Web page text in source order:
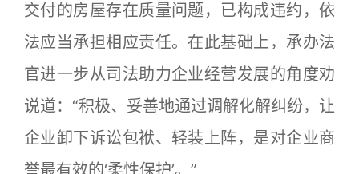
交付的房屋存在质量问题，已构成违约，依
法应当承担相应责任。在此基础上，承办法
官进一步从司法助力企业经营发展的角度劝
说道：“积极、妥善地通过调解化解纠纷，让
企业卸下诉讼包袱、轻装上阵，是对企业商
誉最有效的‘柔性保护’。”